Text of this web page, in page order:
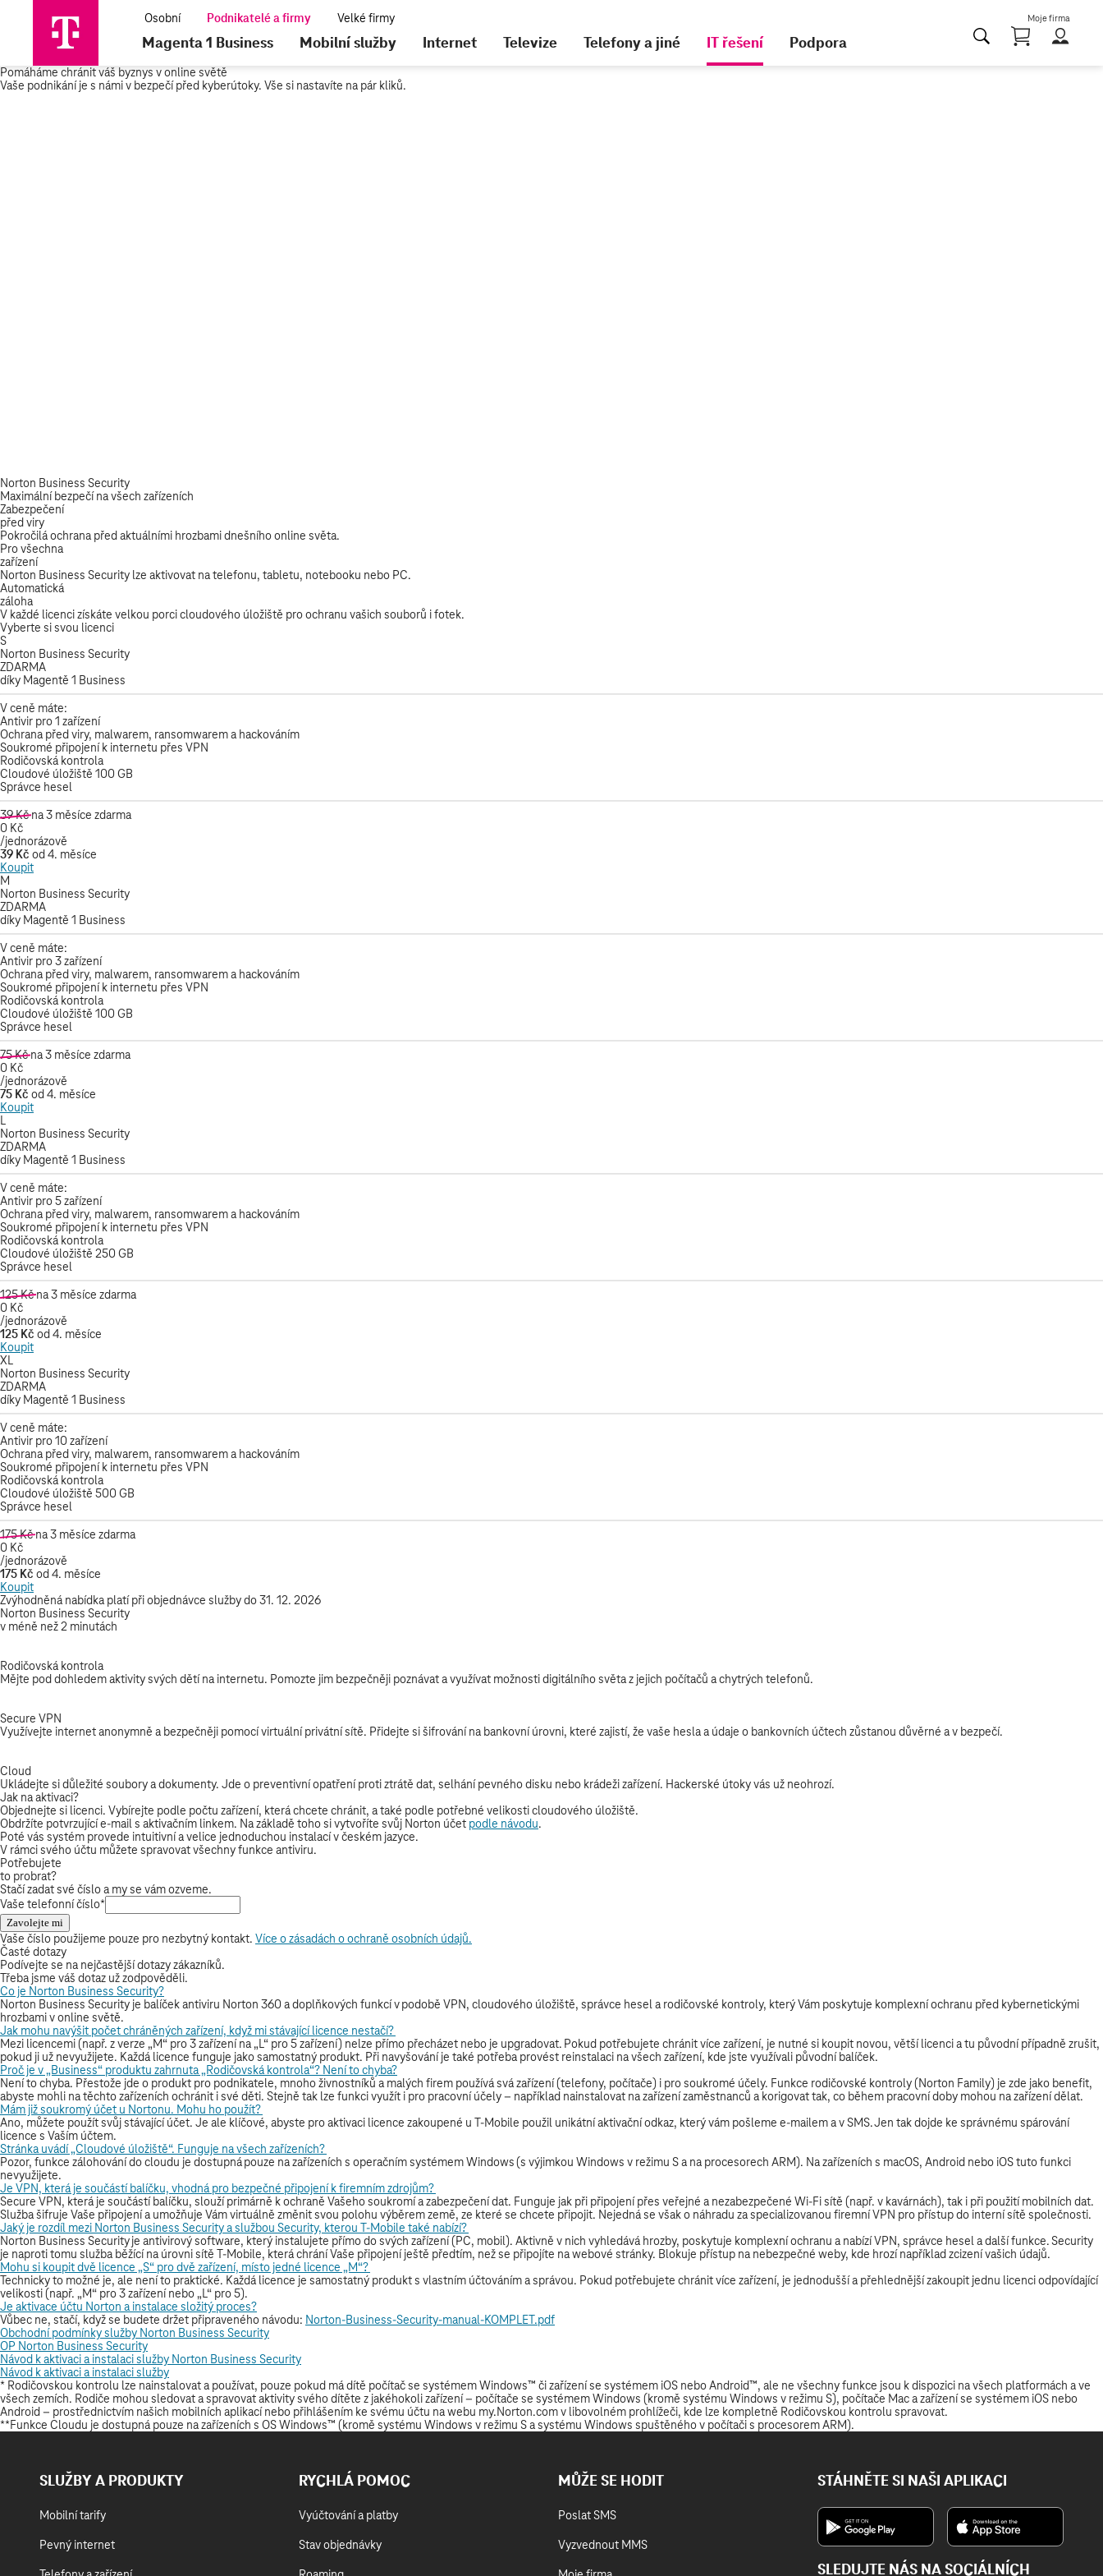
Moje firma
Magenta 1 Business Mobilní služby Internet Televize Telefony a jiné IT řešení Podpora
SLUŽBY A PRODUKTY
Mobilní tarify
Pevný internet
RYCHLÁ POMOC
Vyúčtování a platby
Stav objednávky
MŮŽE SE HODIT
Poslat SMS
Vyzvednout MMS
STÁHNĚTE SI NAŠI APLIKACI
SLEDUJTE NÁS NA SOCIÁLNÍCH